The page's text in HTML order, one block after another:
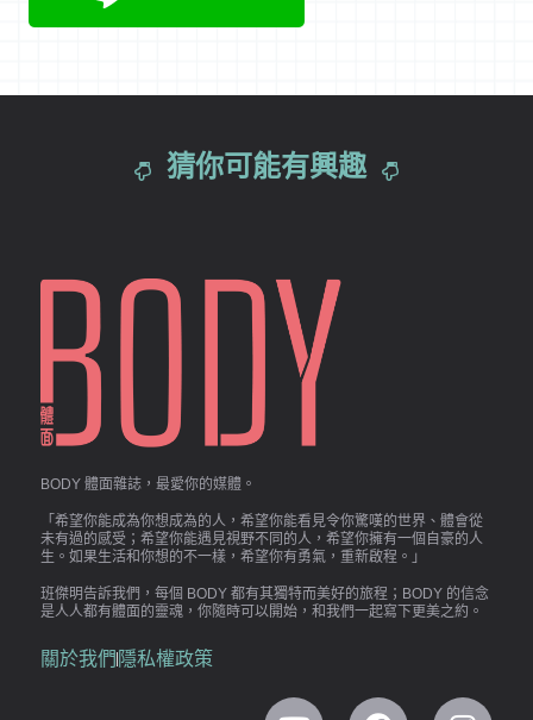
猜你可能有興趣
BODY 體面雜誌，最愛你的媒體。
「希望你能成為你想成為的人，希望你能看見令你驚嘆的世界、體會從
未有過的感受；希望你能遇見視野不同的人，希望你擁有一個自豪的人
生。如果生活和你想的不一樣，希望你有勇氣，重新啟程。」
班傑明告訴我們，每個 BODY 都有其獨特而美好的旅程；BODY 的信念
是人人都有體面的靈魂，你隨時可以開始，和我們一起寫下更美之約。
關於我們 隱私權政策